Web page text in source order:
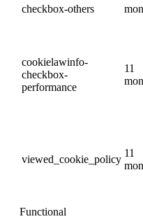
checkbox-others
cookielawinfo-
checkbox-
performance
11
viewed_cookie_policy
11
Functional